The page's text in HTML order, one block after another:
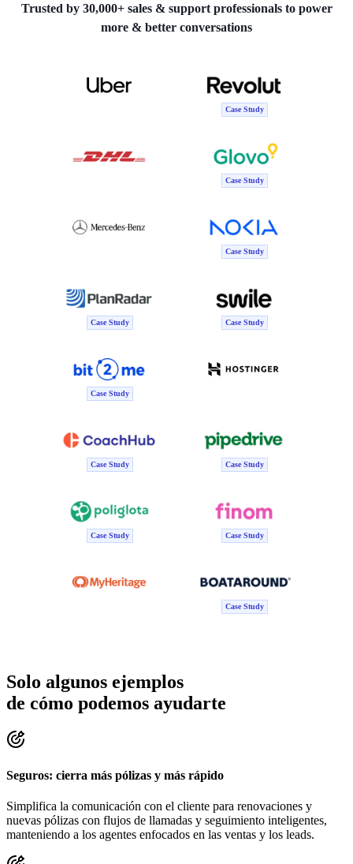
Trusted by 30,000+ sales & support professionals to power
more & better conversations
Case Study
Case Study
Case Study
Case Study Case Study
Case Study
Case Study Case Study
Case Study Case Study
Case Study
Solo algunos ejemplos
de cómo podemos ayudarte
Seguros: cierra más pólizas y más rápido
Simplifica la comunicación con el cliente para renovaciones y
nuevas pólizas con flujos de llamadas y seguimiento inteligentes,
manteniendo a los agentes enfocados en las ventas y los leads.